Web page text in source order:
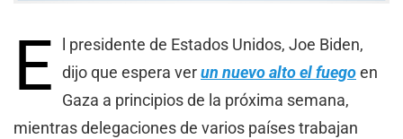
E
l presidente de Estados Unidos, Joe Biden,
dijo que espera verun nuevo alto el fuegoen
Gaza a principios de la próxima semana,
mientras delegaciones de varios países trabajan